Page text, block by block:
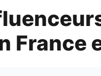
voyage et lifestyle
France